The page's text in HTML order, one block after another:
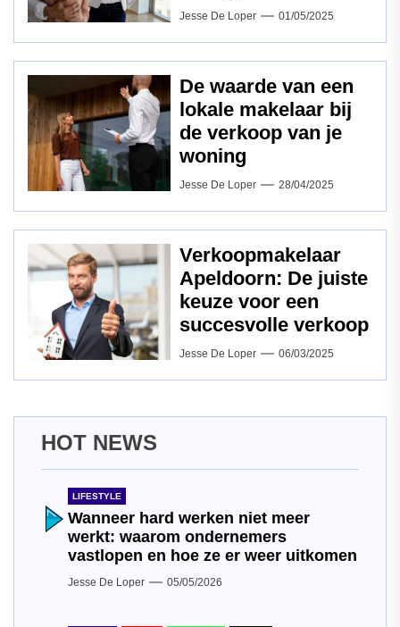
Jesse De Loper 01/05/2025
De waarde van een
lokale makelaar bij
de verkoop van je
woning
Jesse De Loper 28/04/2025
Verkoopmakelaar
Apeldoorn: De juiste
keuze voor een
succesvolle verkoop
Jesse De Loper 06/03/2025
HOT NEWS
LIFESTYLE
Wanneer hard werken niet meer
werkt: waarom ondernemers
vastlopen en hoe ze er weer uitkomen
Jesse De Loper 05/05/2026